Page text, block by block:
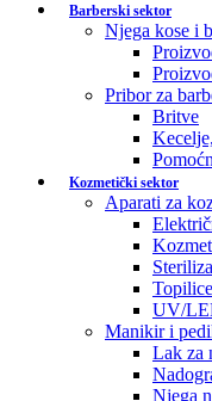
Barberski sektor
Njega kose i
Pribor za
Britve
Kozmetički sektor
Aparati za
UV/
Manikir i
Lak za
Njega